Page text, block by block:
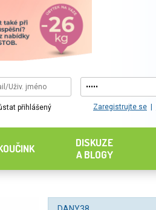
přihlášený Zaregistrujte se
DISKUZE
A BLOGY